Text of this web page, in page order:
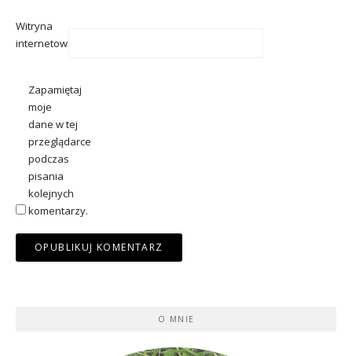
Witryna
internetowa
Zapamiętaj
moje
dane w tej
przeglądarce
podczas
pisania
kolejnych
komentarzy.
O MNIE